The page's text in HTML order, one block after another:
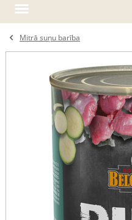
Mitrā suņu barība